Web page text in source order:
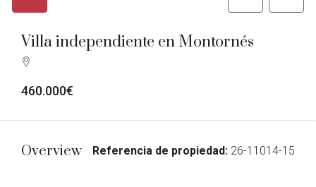
Villa independiente en Montornés
460.000€
Overview Referencia de propiedad: 26-11014-15